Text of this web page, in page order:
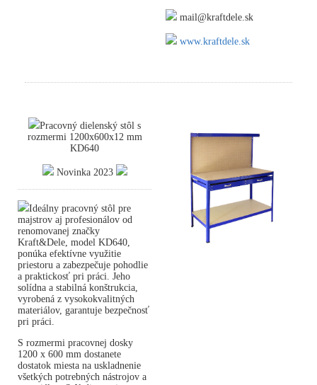
mail@kraftdele.sk
www.kraftdele.sk
Pracovný dielenský stôl s
rozmermi 1200x600x12 mm
KD640
Novinka 2023
Ideálny pracovný stôl pre
majstrov aj profesionálov od
renomovanej značky
Kraft&Dele, model KD640,
ponúka efektívne využitie
priestoru a zabezpečuje pohodlie
a praktickosť pri práci. Jeho
solídna a stabilná konštrukcia,
vyrobená z vysokokvalitných
materiálov, garantuje bezpečnosť
pri práci.
S rozmermi pracovnej dosky
1200 x 600 mm dostanete
dostatok miesta na uskladnenie
všetkých potrebných nástrojov a